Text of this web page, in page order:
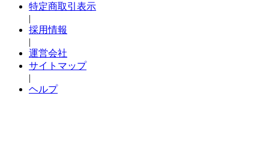
特定商取引表示
|
採用情報
|
運営会社
サイトマップ
|
ヘルプ